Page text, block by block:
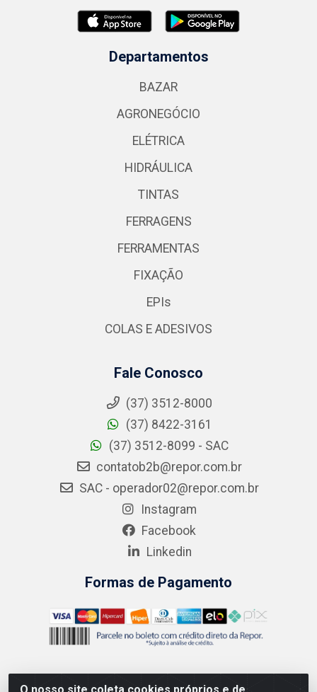
Departamentos
BAZAR
AGRONEGÓCIO
ELÉTRICA
HIDRÁULICA
TINTAS
FERRAGENS
FERRAMENTAS
FIXAÇÃO
EPIs
COLAS E ADESIVOS
Fale Conosco
(37) 3512-8000
(37) 8422-3161
(37) 3512-8099 - SAC
contatob2b@repor.com.br
SAC - operador02@repor.com.br
Instagram
Facebook
Linkedin
Formas de Pagamento